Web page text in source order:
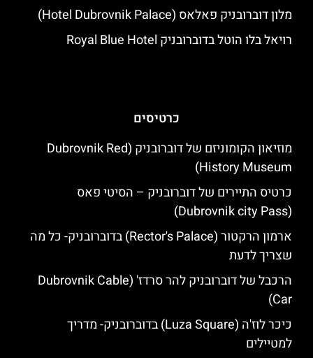
מלון דוברובניק פאלאס (Hotel Dubrovnik Palace)
רויאל בלו הוטל בדוברובניק Royal Blue Hotel
כרטיסים
מוזיאון הקומוניזם של דוברובניק (Dubrovnik Red
History Museum)
כרטיס התיירים של דוברובניק – הסיטי פאס
(Dubrovnik city Pass)
ארמון הרקטור (Rector's Palace) בדוברובניק- כל מה
שצריך לדעת
הרכבל של דוברובניק להר סרדז' (Dubrovnik Cable
Car)
כיכר לוז'ה (Luza Square) בדוברובניק- מדריך
למטיילים